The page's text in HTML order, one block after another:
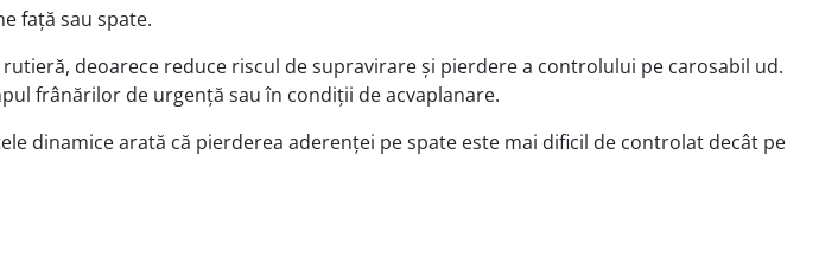
față sau spate.
deoarece reduce riscul de supravirare și pierdere a controlului pe carosabil ud.
frânărilor de urgență sau în condiții de acvaplanare.
dinamice arată că pierderea aderenței pe spate este mai dificil de controlat decât pe